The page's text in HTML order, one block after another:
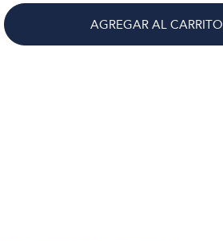
AGREGAR AL CARRITO